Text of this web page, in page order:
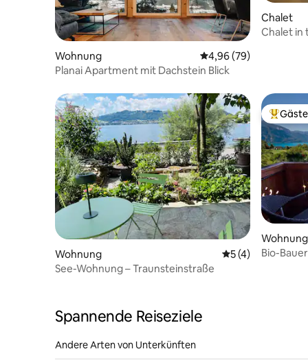
Wohnung Durchschnittliche
4,96 (79)
Planai Apartment mit Dachstein Blick
Chalet
Chalet in
Wohnung Durchschnittliche
5 (4)
See-Wohnung – Traunsteinstraße
Wohnung
Bio-
Spannende Reiseziele
Andere Arten von Unterkünften